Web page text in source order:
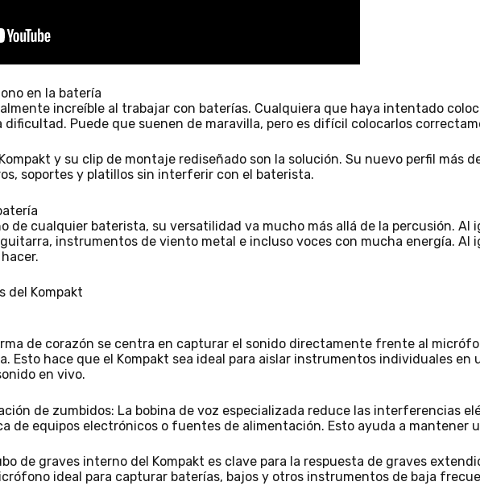
en la batería
increíble al trabajar con baterías. Cualquiera que haya intentado
dificultad. Puede que suenen de maravilla, pero es difícil colocarlos
y su clip de montaje rediseñado son la solución. Su nuevo perfil más
soportes y platillos sin interferir con el baterista.
de cualquier baterista, su versatilidad va mucho más allá de la percusión. Al
instrumentos de viento metal e incluso voces con mucha energía. Al
del Kompakt
de corazón se centra en capturar el sonido directamente frente al
Esto hace que el Kompakt sea ideal para aislar instrumentos individuales
en vivo.
de zumbidos: La bobina de voz especializada reduce las interferencias
de equipos electrónicos o fuentes de alimentación. Esto ayuda a mantener
de graves interno del Kompakt es clave para la respuesta de graves
ideal para capturar baterías, bajos y otros instrumentos de baja